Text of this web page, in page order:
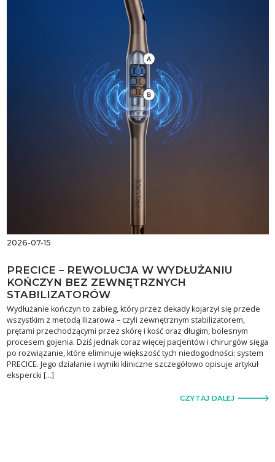
2026-07-15
PRECICE – REWOLUCJA W WYDŁUŻANIU
KOŃCZYN BEZ ZEWNĘTRZNYCH
STABILIZATORÓW
Wydłużanie kończyn to zabieg, który przez dekady kojarzył się przede
wszystkim z metodą Ilizarowa – czyli zewnętrznym stabilizatorem,
prętami przechodzącymi przez skórę i kość oraz długim, bolesnym
procesem gojenia. Dziś jednak coraz więcej pacjentów i chirurgów sięga
po rozwiązanie, które eliminuje większość tych niedogodności: system
PRECICE. Jego działanie i wyniki kliniczne szczegółowo opisuje artykuł
ekspercki […]
CZYTAJ DALEJ